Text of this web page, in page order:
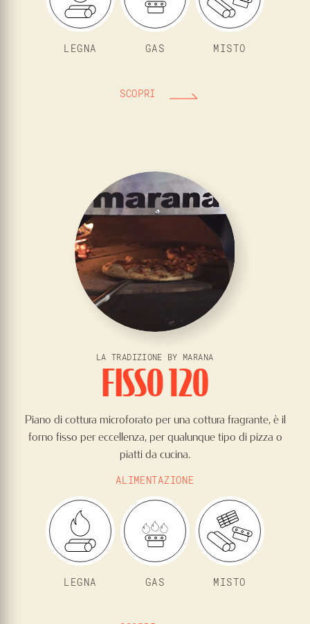
LEGNA GAS MISTO
SCOPRI
LA TRADIZIONE BY MARANA
FISSO 120
Piano di cottura microforato per una cottura fragrante, è il
forno fisso per eccellenza, per qualunque tipo di pizza o
piatti da cucina.
ALIMENTAZIONE
LEGNA GAS MISTO